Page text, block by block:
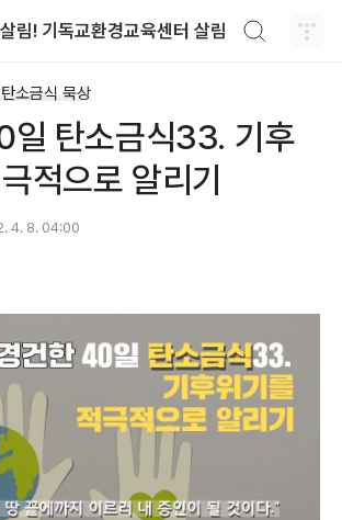
림! 기독교환경교육센터 살림
소금식 묵상
일 탄소금식33. 기후
적으로 알리기
4. 8. 04:00